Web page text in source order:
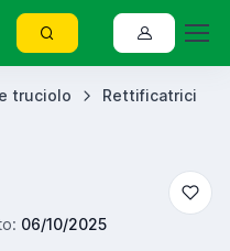
truciolo
Rettificatrici
06/10/2025